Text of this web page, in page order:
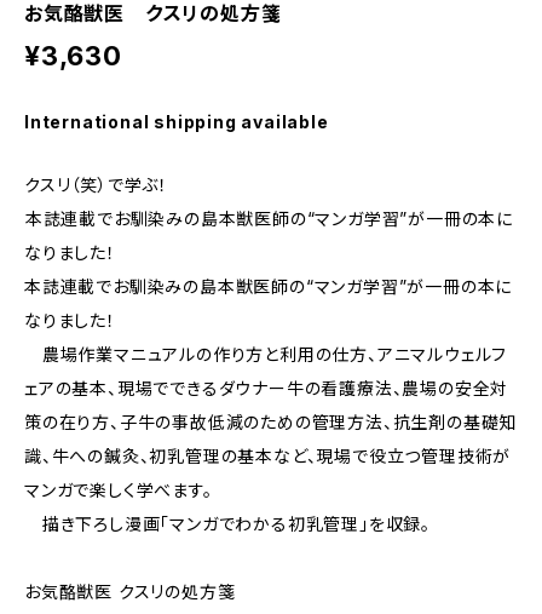
お気酪獣医 クスリの処方箋
¥3,630
International shipping available
クスリ（笑）で学ぶ！
――本誌連載でお馴染みの島本獣医師の“マンガ学習”が一冊の本に
なりました！
本誌連載でお馴染みの島本獣医師の“マンガ学習”が一冊の本に
なりました！
農場作業マニュアルの作り方と利用の仕方、アニマルウェルフ
ェアの基本、現場でできるダウナー牛の看護療法、農場の安全対
策の在り方、子牛の事故低減のための管理方法、抗生剤の基礎知
識、牛への鍼灸、初乳管理の基本など、現場で役立つ管理技術が
マンガで楽しく学べます。
描き下ろし漫画「マンガでわかる初乳管理」を収録。
お気酪獣医 クスリの処方箋